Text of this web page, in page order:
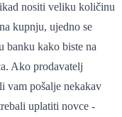
nositi veliku količinu
kupnju, ujedno se
banku kako biste na
Ako prodavatelj
vam pošalje nekakav
uplatiti novce -